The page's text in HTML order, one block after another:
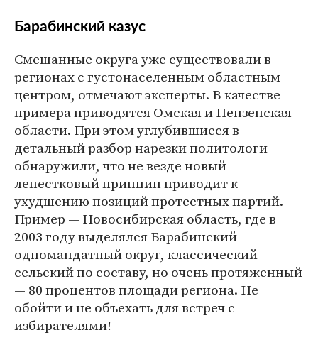
Барабинский казус
Смешанные округа уже существовали в
регионах с густонаселенным областным
центром, отмечают эксперты. В качестве
примера приводятся Омская и Пензенская
области. При этом углубившиеся в
детальный разбор нарезки политологи
обнаружили, что не везде новый
лепестковый принцип приводит к
ухудшению позиций протестных партий.
Пример — Новосибирская область, где в
2003 году выделялся Барабинский
одномандатный округ, классический
сельский по составу, но очень протяженный
— 80 процентов площади региона. Не
обойти и не объехать для встреч с
избирателями!